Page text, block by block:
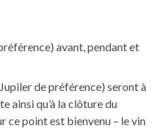
avant, pendant et
de préférence) seront à
ainsi qu’à la clôture du
ce point est bienvenu – le vin